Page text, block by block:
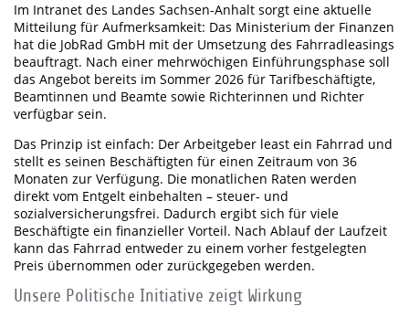
Im Intranet des Landes Sachsen-Anhalt sorgt eine aktuelle
Mitteilung für Aufmerksamkeit: Das Ministerium der Finanzen
hat die JobRad GmbH mit der Umsetzung des Fahrradleasings
beauftragt. Nach einer mehrwöchigen Einführungsphase soll
das Angebot bereits im Sommer 2026 für Tarifbeschäftigte,
Beamtinnen und Beamte sowie Richterinnen und Richter
verfügbar sein.
Das Prinzip ist einfach: Der Arbeitgeber least ein Fahrrad und
stellt es seinen Beschäftigten für einen Zeitraum von 36
Monaten zur Verfügung. Die monatlichen Raten werden
direkt vom Entgelt einbehalten – steuer- und
sozialversicherungsfrei. Dadurch ergibt sich für viele
Beschäftigte ein finanzieller Vorteil. Nach Ablauf der Laufzeit
kann das Fahrrad entweder zu einem vorher festgelegten
Preis übernommen oder zurückgegeben werden.
Unsere Politische Initiative zeigt Wirkung